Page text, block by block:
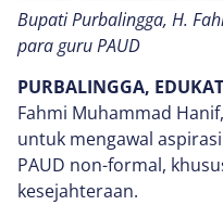
Bupati Purbalingga, H.
para guru PAUD
PURBALINGGA,
Fahmi Muhammad
untuk mengawal
PAUD non-formal,
kesejahteraan.